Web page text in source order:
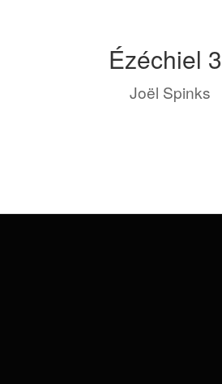
Ézéchiel 3
byJoël Spinks